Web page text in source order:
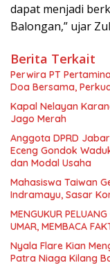
dapat menjadi
Balongan,” ujar
Berita Terkait
Perwira PT
Doa Bersama,
Kapal Nelayan
Jago Merah
Anggota DPRD
Eceng Gondok
dan Modal Usaha
Mahasiswa Taiwan
Indramayu, Sasar
MENGUKUR
UMAR, MEMBACA
Nyala Flare Kian
Patra Niaga Kilang